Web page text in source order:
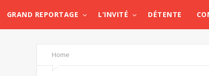
GRAND REPORTAGE L’INVITÉ DÉTENTE
Home